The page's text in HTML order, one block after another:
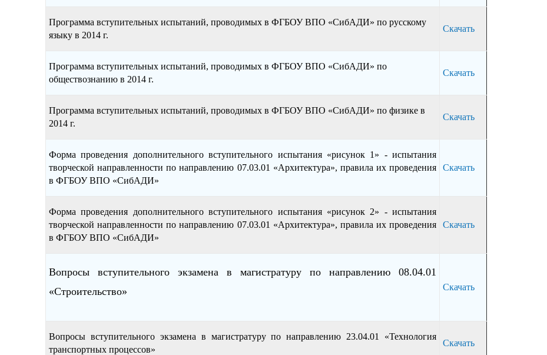
Программа вступительных испытаний, проводимых в ФГБОУ ВПО «СибАДИ» по русскому
языку в 2014 г.
Скачать
Программа вступительных испытаний, проводимых в ФГБОУ ВПО «СибАДИ» по
обществознанию в 2014 г.
Скачать
Программа вступительных испытаний, проводимых в ФГБОУ ВПО «СибАДИ» по физике в
2014 г.
Скачать
Форма проведения дополнительного вступительного испытания «рисунок 1» - испытания
творческой направленности по направлению 07.03.01 «Архитектура», правила их проведения
в ФГБОУ ВПО «СибАДИ»
Скачать
Форма проведения дополнительного вступительного испытания «рисунок 2» - испытания
творческой направленности по направлению 07.03.01 «Архитектура», правила их проведения
в ФГБОУ ВПО «СибАДИ»
Скачать
Вопросы вступительного экзамена в магистратуру по направлению 08.04.01
«Строительство»
Скачать
Вопросы вступительного экзамена в магистратуру по направлению 23.04.01 «Технология
транспортных процессов»
Скачать